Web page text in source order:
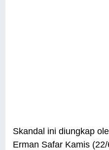
Skandal ini diungkap
Erman Safar Kamis